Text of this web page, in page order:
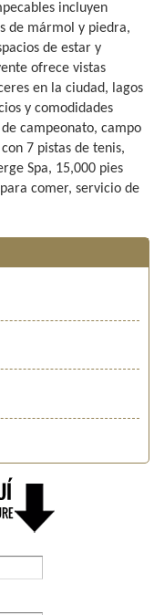
incluyen
de mármol y piedra,
de estar y
ofrece vistas
en la ciudad, lagos
y comodidades
campeonato, campo
7 pistas de tenis,
Spa, 15,000 pies
comer, servicio de